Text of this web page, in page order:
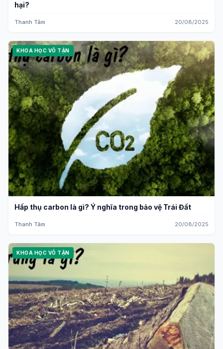
hại?
Thanh Tâm 20/08/2025
KHOA HỌC VÔ TẬN
Hấp thụ carbon là gì? Ý nghĩa trong bảo vệ Trái Đất
Thanh Tâm 20/08/2025
KHOA HỌC VÔ TẬN